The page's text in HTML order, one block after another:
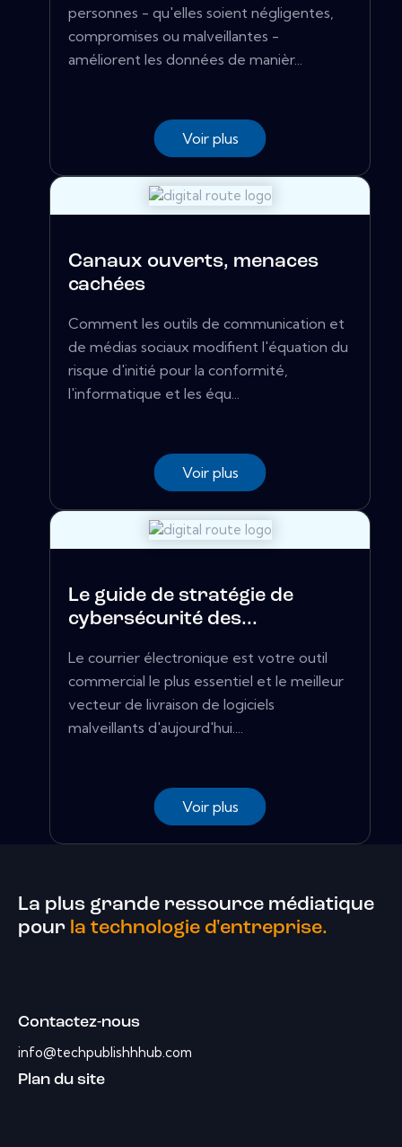
personnes - qu'elles soient négligentes,
compromises ou malveillantes -
améliorent les données de manièr...
Voir plus
Canaux ouverts, menaces
cachées
Comment les outils de communication et
de médias sociaux modifient l'équation du
risque d'initié pour la conformité,
l'informatique et les équ...
Voir plus
Le guide de stratégie de
cybersécurité des...
Le courrier électronique est votre outil
commercial le plus essentiel et le meilleur
vecteur de livraison de logiciels
malveillants d'aujourd'hui....
Voir plus
La plus grande ressource médiatique
pour la technologie d'entreprise.
Contactez-nous
info@techpublishhhub.com
Plan du site